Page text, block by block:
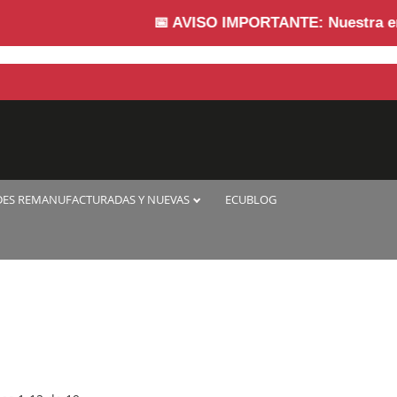
AVISO IMPORTANTE:Nuestra empresa
REMANUFACTURADAS Y NUEVAS ECUBLOG